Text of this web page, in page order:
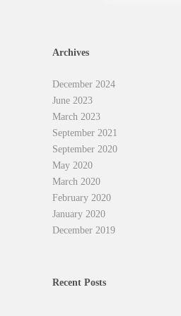
Archives
December 2024
June 2023
March 2023
September 2021
September 2020
May 2020
March 2020
February 2020
January 2020
December 2019
Recent Posts